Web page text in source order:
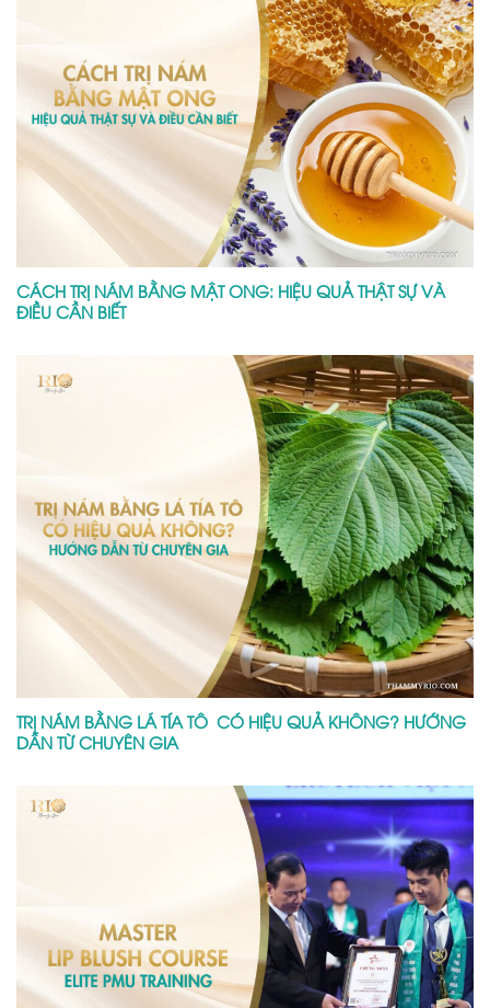
CÁCH TRỊ NÁM BẰNG MẬT ONG: HIỆU QUẢ THẬT SỰ VÀ
ĐIỀU CẦN BIẾT
TRỊ NÁM BẰNG LÁ TÍA TÔ CÓ HIỆU QUẢ KHÔNG? HƯỚNG
DẪN TỪ CHUYÊN GIA